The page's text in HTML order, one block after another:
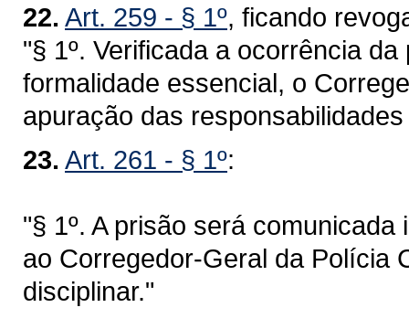
22. Art. 259 - § 1º, ficando
"§ 1º. Verificada a ocorrência
formalidade essencial, o
apuração das
23. Art. 261 - § 1º:
"§ 1º. A prisão será
ao Corregedor-Geral da Polícia
disciplinar."